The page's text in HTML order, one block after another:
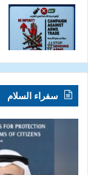
سفراء السلام